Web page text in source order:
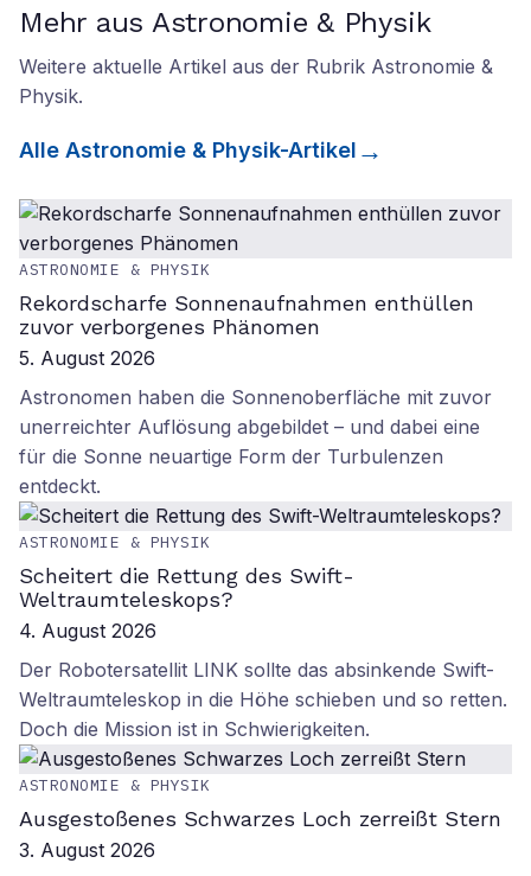
Mehr aus Astronomie & Physik
Weitere aktuelle Artikel aus der Rubrik Astronomie &
Physik.
Alle Astronomie & Physik-Artikel
ASTRONOMIE & PHYSIK
Rekordscharfe Sonnenaufnahmen enthüllen
zuvor verborgenes Phänomen
5. August 2026
Astronomen haben die Sonnenoberfläche mit zuvor
unerreichter Auflösung abgebildet – und dabei eine
für die Sonne neuartige Form der Turbulenzen
entdeckt.
ASTRONOMIE & PHYSIK
Scheitert die Rettung des Swift-
Weltraumteleskops?
4. August 2026
Der Robotersatellit LINK sollte das absinkende Swift-
Weltraumteleskop in die Höhe schieben und so retten.
Doch die Mission ist in Schwierigkeiten.
ASTRONOMIE & PHYSIK
Ausgestoßenes Schwarzes Loch zerreißt Stern
3. August 2026